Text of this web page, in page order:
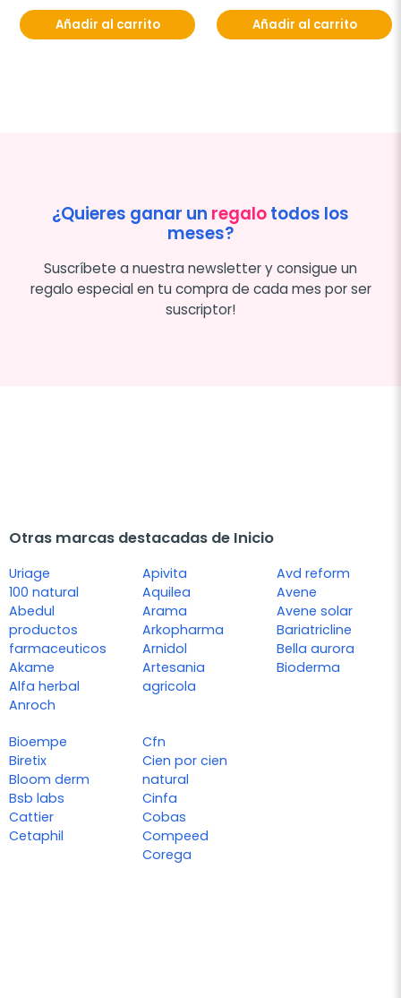
Añadir al carrito Añadir al carrito
¿Quieres ganar un regalotodos los
meses?
Suscríbete a nuestra newsletter y consigue un
regalo especial en tu compra de cada mes por ser
suscriptor!
Otras marcas destacadas de Inicio
Uriage
100 natural
Abedul
productos
farmaceuticos
Akame
Alfa herbal
Anroch
Apivita
Aquilea
Arama
Arkopharma
Arnidol
Artesania
agricola
Avd reform
Avene
Avene solar
Bariatricline
Bella aurora
Bioderma
Bioempe
Biretix
Bloom derm
Bsb labs
Cattier
Cetaphil
Cfn
Cien por cien
natural
Cinfa
Cobas
Compeed
Corega